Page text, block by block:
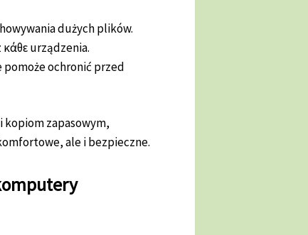
dużych plików.
urządzenia.
ochronić przed
zapasowym,
ale i bezpieczne.